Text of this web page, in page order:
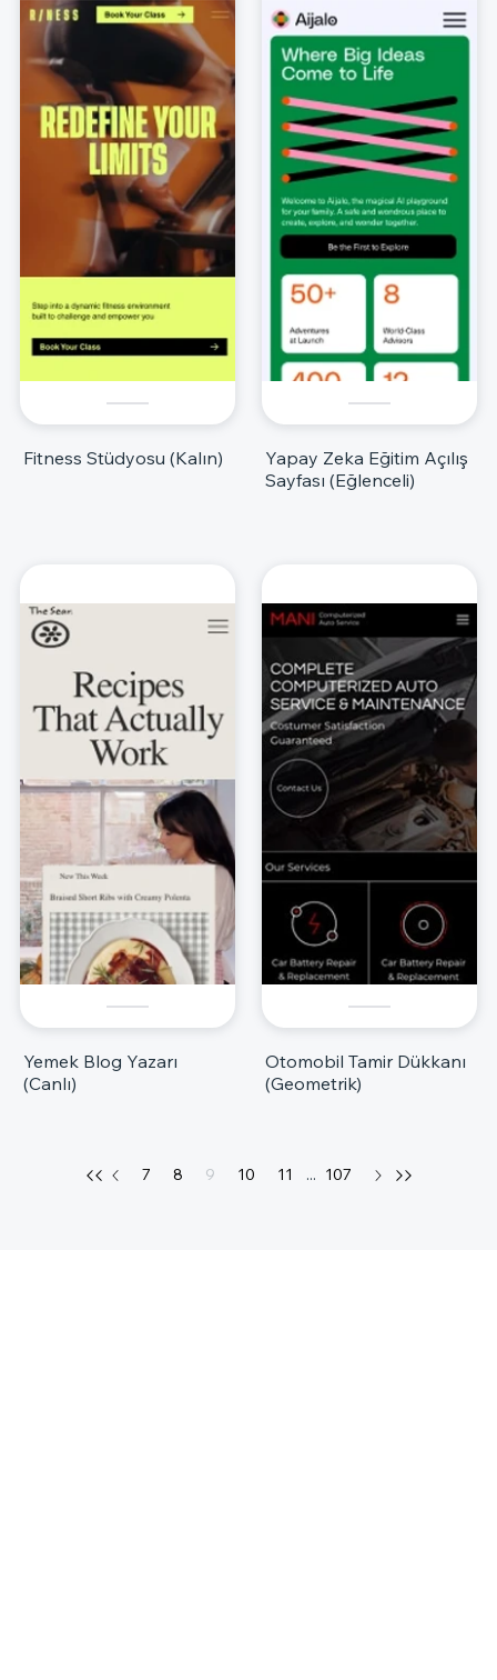
Fitness Stüdyosu (Kalın)
Yapay Zeka Eğitim Açılış
Sayfası (Eğlenceli)
Yemek Blog Yazarı
(Canlı)
Otomobil Tamir Dükkanı
(Geometrik)
7 8 9 10 11 ... 107